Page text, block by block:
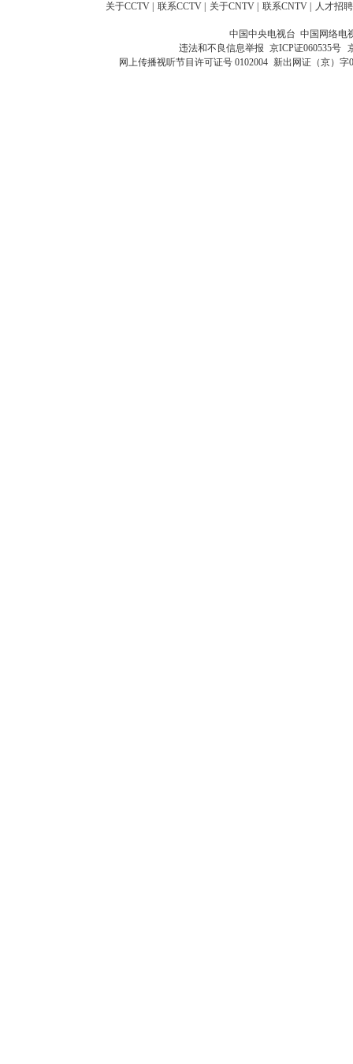
关于CCTV 联系CCTV 关于CNTV 联系CNTV 人才招聘
中国中央电视台 中国网络电
违法和不良信息举报 京ICP证060535号
网上传播视听节目许可证号 0102004 新出网证（京）